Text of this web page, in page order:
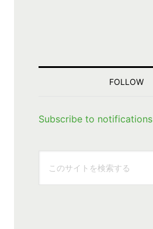
FOLLOW
Subscribe to notifications